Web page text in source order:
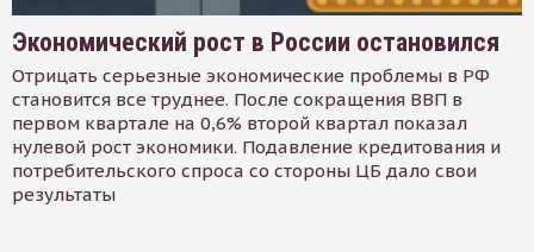
Экономический рост в России остановился
Отрицать серьезные экономические проблемы в РФ
становится все труднее. После сокращения ВВП в
первом квартале на 0,6% второй квартал показал
нулевой рост экономики. Подавление кредитования и
потребительского спроса со стороны ЦБ дало свои
результаты